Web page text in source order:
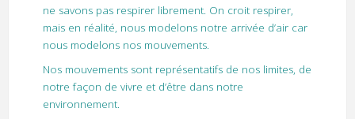
ne savons pas respirer librement. On croit respirer,
mais en réalité, nous modelons notre arrivée d’air car
nous modelons nos mouvements.
Nos mouvements sont représentatifs de nos limites, de
notre façon de vivre et d’être dans notre
environnement.